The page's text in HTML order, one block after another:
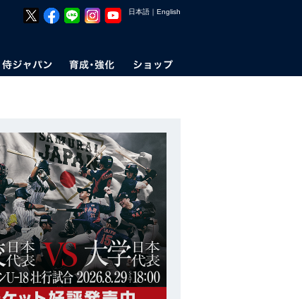
日本語 ｜ English